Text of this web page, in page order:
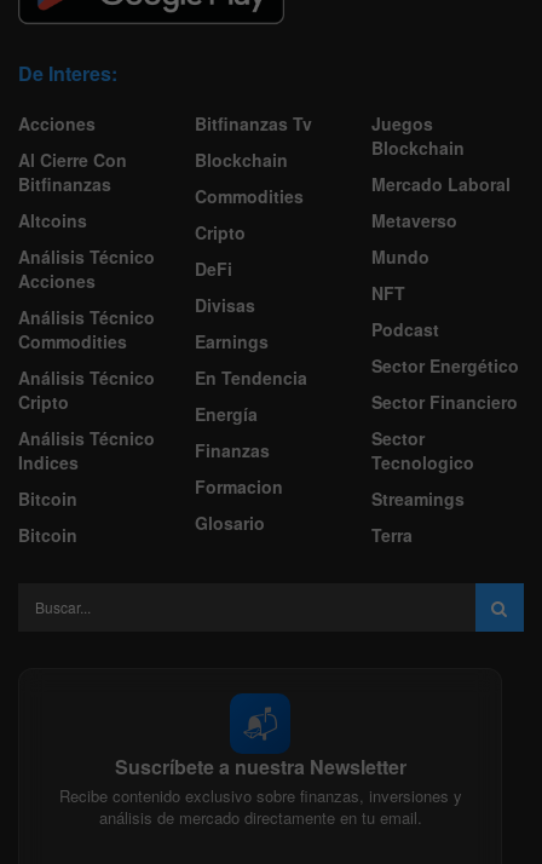
De Interes:
Acciones
Al Cierre Con
Bitfinanzas
Altcoins
Análisis Técnico
Acciones
Análisis Técnico
Commodities
Análisis Técnico
Cripto
Análisis Técnico
Indices
Bitcoin
Bitcoin
Bitfinanzas Tv
Blockchain
Commodities
Cripto
DeFi
Divisas
Earnings
En Tendencia
Energía
Finanzas
Formacion
Glosario
Juegos
Blockchain
Mercado Laboral
Metaverso
Mundo
NFT
Podcast
Sector Energético
Sector Financiero
Sector
Tecnologico
Streamings
Terra
📬
Suscríbete a nuestra Newsletter
Recibe contenido exclusivo sobre finanzas, inversiones y
análisis de mercado directamente en tu email.